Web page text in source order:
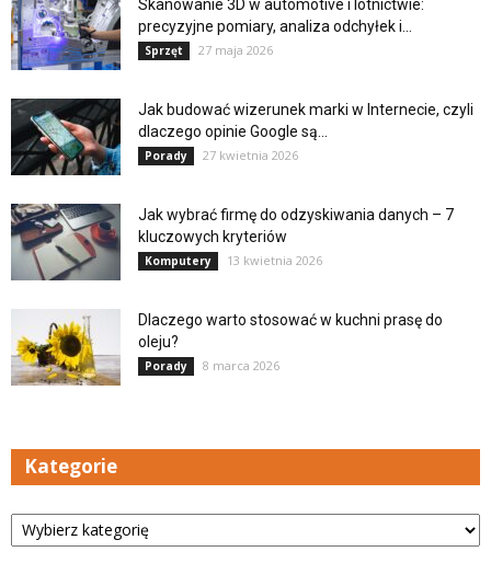
Skanowanie 3D w automotive i lotnictwie:
precyzyjne pomiary, analiza odchyłek i...
Sprzęt 27 maja 2026
Jak budować wizerunek marki w Internecie, czyli
dlaczego opinie Google są...
Porady 27 kwietnia 2026
Jak wybrać firmę do odzyskiwania danych – 7
kluczowych kryteriów
Komputery 13 kwietnia 2026
Dlaczego warto stosować w kuchni prasę do
oleju?
Porady 8 marca 2026
Kategorie
Kategorie